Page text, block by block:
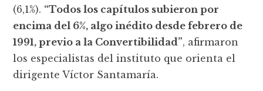
(6,1%). “Todos los capítulos subieron por
encima del 6%, algo inédito desde febrero de
1991, previo a la Convertibilidad”, afirmaron
los especialistas del instituto que orienta el
dirigente Víctor Santamaría.